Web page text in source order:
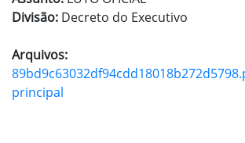
Divisão: Decreto do Executivo
Arquivos:
principal